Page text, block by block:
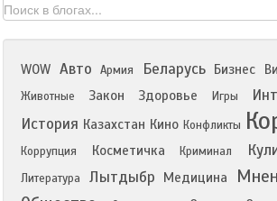
WOW Авто Армия Беларусь Бизнес
Животные
Закон Здоровье Игры
История Казахстан Кино Конфликты
Коррупция Косметичка Криминал
Литература Лытдыбр Медицина